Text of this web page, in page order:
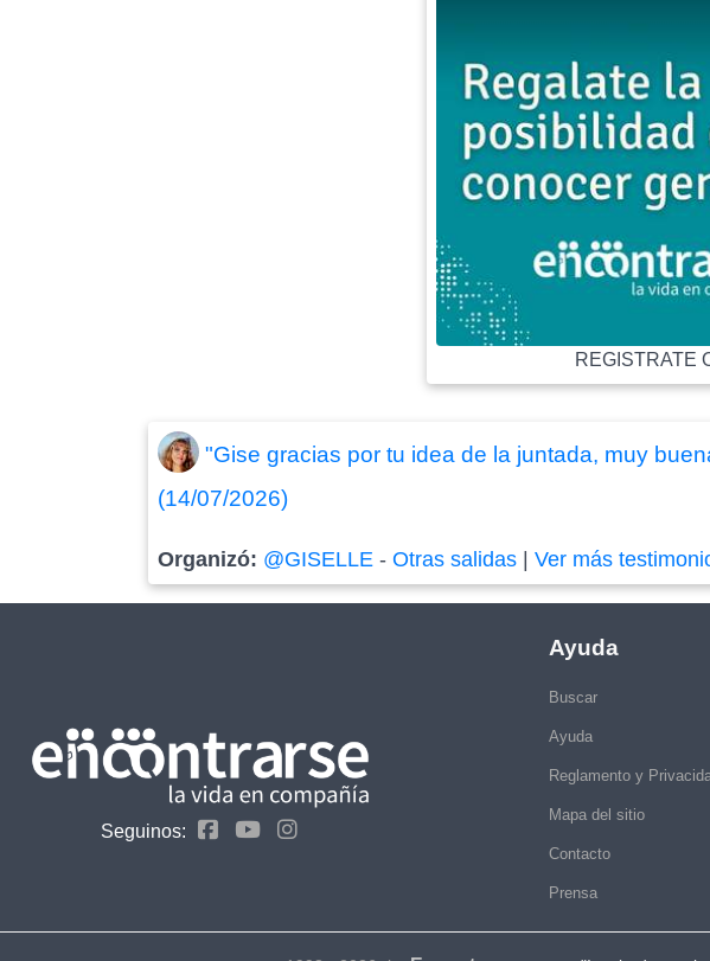
REGISTRATE
"Gise gracias por tu idea de la juntada, muy
(14/07/2026)
Organizó: @GISELLE -Otras salidas |Ver más
Seguinos:
Ayuda
Buscar
Ayuda
Reglamento y
Mapa del sitio
Contacto
Prensa